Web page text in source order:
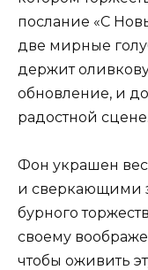
послание «С
две мирные
держит
обновление, и
радостной сцене.
Фон украшен
и сверкающими
бурного
своему
чтобы оживить